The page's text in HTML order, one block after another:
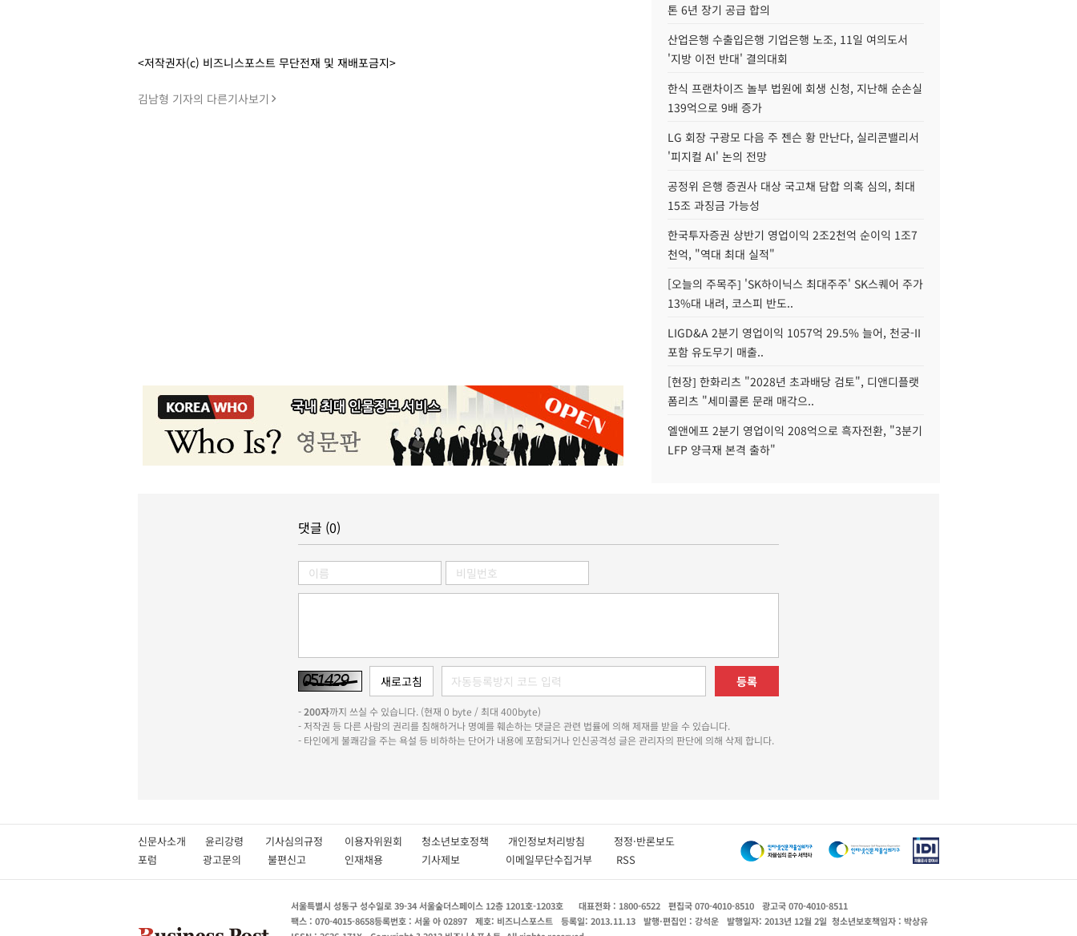
<저작권자(c) 비즈니스포스트 무단전재 및 재배포금지>
김남형 기자의 다른기사보기
톤 6년 장기 공급 합의
산업은행 수출입은행 기업은행 노조, 11일 여의도서
'지방 이전 반대' 결의대회
한식 프랜차이즈 놀부 법원에 회생 신청, 지난해 순손실
139억으로 9배 증가
LG 회장 구광모 다음 주 젠슨 황 만난다, 실리콘밸리서
'피지컬 AI' 논의 전망
공정위 은행 증권사 대상 국고채 담합 의혹 심의, 최대
15조 과징금 가능성
한국투자증권 상반기 영업이익 2조2천억 순이익 1조7
천억, "역대 최대 실적"
[오늘의 주목주] 'SK하이닉스 최대주주' SK스퀘어 주가
13%대 내려, 코스피 반도..
LIGD&A 2분기 영업이익 1057억 29.5% 늘어, 천궁-II
포함 유도무기 매출..
[현장] 한화리츠 "2028년 초과배당 검토", 디앤디플랫
폼리츠 "세미콜론 문래 매각으..
엘앤에프 2분기 영업이익 208억으로 흑자전환, "3분기
LFP 양극재 본격 출하"
댓글 (0)
등록
-200자까지 쓰실 수 있습니다. (현재 0 byte / 최대 400byte)
- 저작권 등 다른 사람의 권리를 침해하거나 명예를 훼손하는 댓글은 관련 법률에 의해 제재를 받을 수 있습니다.
- 타인에게 불쾌감을 주는 욕설 등 비하하는 단어가 내용에 포함되거나 인신공격성 글은 관리자의 판단에 의해 삭제 합니다.
신문사소개 윤리강령 기사심의규정 이용자위원회 청소년보호정책 개인정보처리방침 정정·반론보도
포럼
광고문의 불편신고 인재채용 기사제보 이메일무단수집거부 RSS
서울특별시 성동구 성수일로 39-34 서울숲더스페이스 12층 1201호-1203호 대표전화 : 1800-6522 편집국 070-4010-8510
광고국 070-4010-8511
팩스 : 070-4015-8658등록번호 : 서울 아 02897 제호: 비즈니스포스트 등록일: 2013.11.13 발행·편집인 : 강석운 발행일자: 2013년 12월 2일 청소년보호책임자 : 박상유